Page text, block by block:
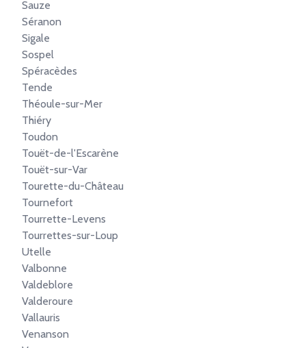
Sauze
Séranon
Sigale
Sospel
Spéracèdes
Tende
Théoule-sur-Mer
Thiéry
Toudon
Touët-de-l'Escarène
Touët-sur-Var
Tourette-du-Château
Tournefort
Tourrette-Levens
Tourrettes-sur-Loup
Utelle
Valbonne
Valdeblore
Valderoure
Vallauris
Venanson